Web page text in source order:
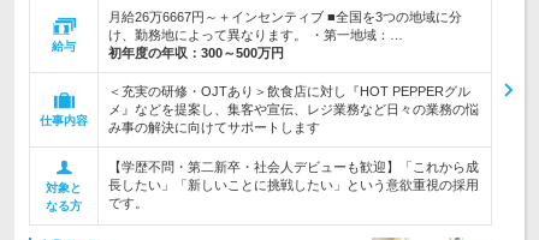
給与
月給26万6667円～＋インセンティブ ■全国を3つの地域に分
け、勤務地によって異なります。 ・第一地域：…
初年度の年収： 300～500万円
仕事内容
＜充実の研修・OJTあり＞飲食店に対し『HOT PEPPERグル
メ』などを提案し、集客や宣伝、レジ業務など日々の業務の悩
み事の解決に向けてサポートします
対象と
なる方
【学歴不問・第二新卒・社会人デビューも歓迎】「これから成
長したい」「新しいことに挑戦したい」という意欲重視の採用
です。